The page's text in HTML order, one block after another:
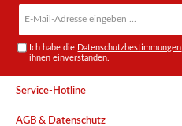
Ich habe die Datenschutzbestimmungen
ihnen einverstanden.
Service-Hotline
AGB & Datenschutz